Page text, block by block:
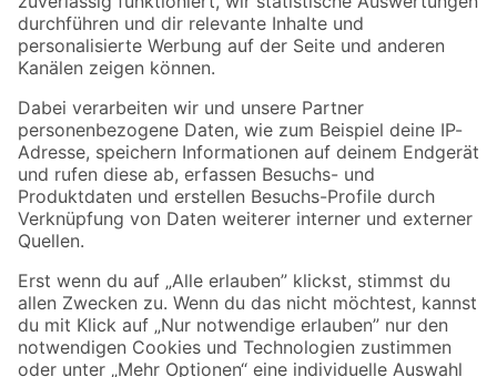
Zur Newsletter Anmeldung
Folge uns
Zahlungsarten Versandarten
Sicher einkaufen
Jetzt die toom-App herunterladen